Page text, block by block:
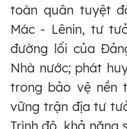
toàn quân tuyệt
Mác - Lênin, tư
đường lối của
Nhà nước; phát
trong bảo vệ nền
vững trận địa tư